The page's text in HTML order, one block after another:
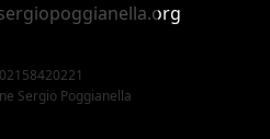
Sergio Poggianella